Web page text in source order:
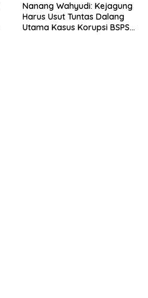
Nanang Wahyudi: Kejagung
Harus Usut Tuntas Dalang
Utama Kasus Korupsi BSPS